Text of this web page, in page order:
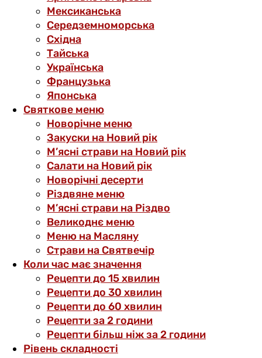
Мексиканська
Середземноморська
Східна
Тайська
Українська
Французька
Японська
Святкове меню
Новорічне меню
Закуски на Новий рік
М’ясні страви на Новий рік
Салати на Новий рік
Новорічні десерти
Різдвяне меню
М’ясні страви на Різдво
Великоднє меню
Меню на Масляну
Страви на Святвечір
Коли час має значення
Рецепти до 15 хвилин
Рецепти до 30 хвилин
Рецепти до 60 хвилин
Рецепти за 2 години
Рецепти більш ніж за 2 години
Рівень складності